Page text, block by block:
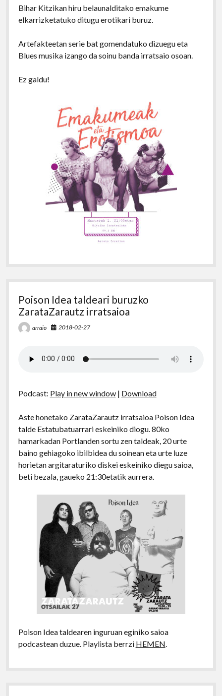
Bihar Kitzikan hiru belaunalditako emakume
elkarrizketatuko ditugu erotikari buruz.
Artefakteetan serie bat gomendatuko dizuegu eta
Blues musika izango da soinu banda irratsaio osoan.
Ez galdu!
Poison Idea taldeari buruzko
ZarataZarautz irratsaioa
arraio 2018-02-27
Podcast: Play in new window| Download
Aste honetako ZarataZarautz irratsaioa Poison Idea
talde Estatubatuarrari eskeiniko diogu. 80ko
hamarkadan Portlanden sortu zen taldeak, 20 urte
baino gehiagoko ibilbidea du soinean eta urte luze
horietan argitaraturiko diskei eskeiniko diegu saioa,
beti bezala, gaueko 21:30etatik aurrera.
Poison Idea taldearen inguruan eginiko saioa
podcastean duzue. Playlista berrzi HEMEN.